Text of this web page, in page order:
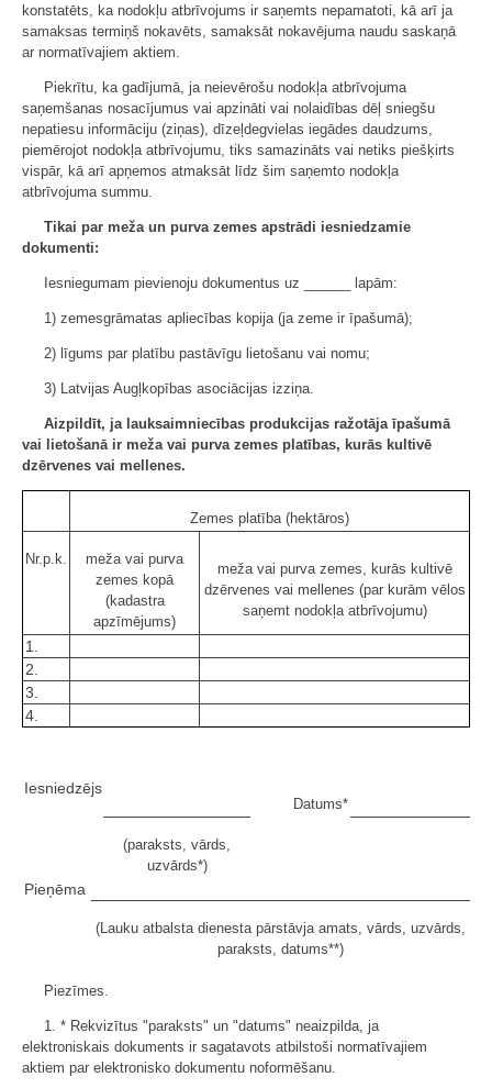
konstatēts, ka nodokļu atbrīvojums ir saņemts nepamatoti, kā arī ja
samaksas termiņš nokavēts, samaksāt nokavējuma naudu saskaņā
ar normatīvajiem aktiem.
Piekrītu, ka gadījumā, ja neievērošu nodokļa atbrīvojuma
saņemšanas nosacījumus vai apzināti vai nolaidības dēļ sniegšu
nepatiesu informāciju (ziņas), dīzeļdegvielas iegādes daudzums,
piemērojot nodokļa atbrīvojumu, tiks samazināts vai netiks piešķirts
vispār, kā arī apņemos atmaksāt līdz šim saņemto nodokļa
atbrīvojuma summu.
Tikai par meža un purva zemes apstrādi iesniedzamie
dokumenti:
Iesniegumam pievienoju dokumentus uz ______ lapām:
1) zemesgrāmatas apliecības kopija (ja zeme ir īpašumā);
2) līgums par platību pastāvīgu lietošanu vai nomu;
3) Latvijas Augļkopības asociācijas izziņa.
Aizpildīt, ja lauksaimniecības produkcijas ražotāja īpašumā
vai lietošanā ir meža vai purva zemes platības, kurās kultivē
dzērvenes vai mellenes.
Zemes platība (hektāros)
Nr.p.k.
meža vai purva
zemes kopā
(kadastra
apzīmējums)
meža vai purva zemes, kurās kultivē
dzērvenes vai mellenes (par kurām vēlos
saņemt nodokļa atbrīvojumu)
1.
2.
3.
4.
Iesniedzējs
Datums*
(paraksts, vārds,
uzvārds*)
Pieņēma
(Lauku atbalsta dienesta pārstāvja amats, vārds, uzvārds,
paraksts, datums**)
Piezīmes.
1. * Rekvizītus "paraksts" un "datums" neaizpilda, ja
elektroniskais dokuments ir sagatavots atbilstoši normatīvajiem
aktiem par elektronisko dokumentu noformēšanu.